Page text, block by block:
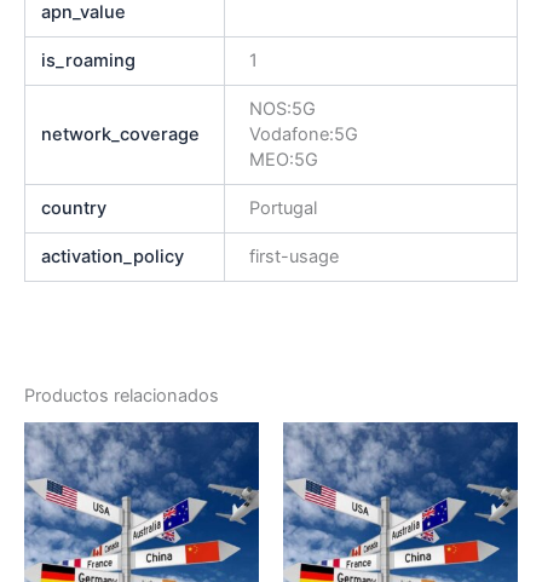
apn_value
is_roaming 1
network_coverage
NOS:5G
Vodafone:5G
MEO:5G
country Portugal
activation_policy first-usage
Productos relacionados